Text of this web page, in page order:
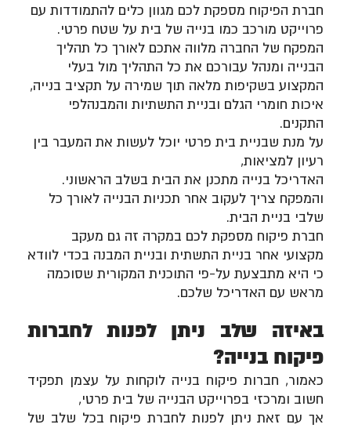
חברת הפיקוח מספקת לכם מגוון כלים להתמודדות עם
פרוייקט מורכב כמו בנייה של בית על שטח פרטי.
המפקח של החברה מלווה אתכם לאורך כל תהליך
הבנייה ומנהל עבורכם את כל התהליך מול בעלי
המקצוע בשקיפות מלאה תוך שמירה על תקציב בנייה,
איכות חומרי הגלם ובניית התשתיות והמבנהלפי
התקנים.
על מנת שבניית בית פרטי יוכל לעשות את המעבר בין
רעיון למציאות,
האדריכל בנייה מתכנן את הבית בשלב הראשוני.
והמפקח צריך לעקוב אחר תכניות הבנייה לאורך כל
שלבי בניית הבית.
חברת פיקוח מספקת לכם במקרה זה גם מעקב
מקצועי אחר בניית התשתית ובניית המבנה בכדי לוודא
כי היא מתבצעת על-פי התוכנית המקורית שסוכמה
מראש עם האדריכל שלכם.
באיזה שלב ניתן לפנות לחברות
פיקוח בנייה?
כאמור, חברות פיקוח בנייה לוקחות על עצמן תפקיד
חשוב ומרכזי בפרוייקט הבנייה של בית פרטי,
אך עם זאת ניתן לפנות לחברת פיקוח בכל שלב של